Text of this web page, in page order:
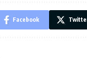
Facebook